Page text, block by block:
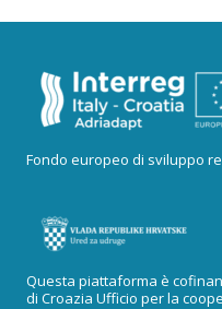
Fondo europeo di sviluppo
Questa piattaforma è
di Croazia Ufficio per la